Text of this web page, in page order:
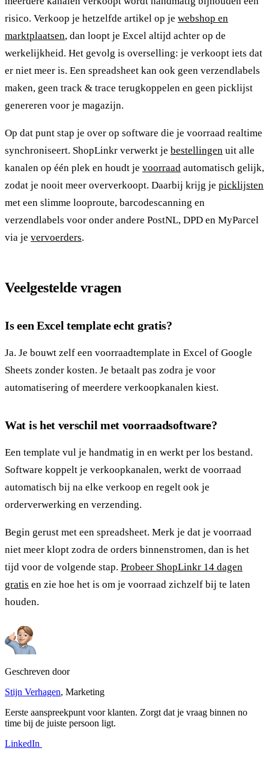
risico. Verkoop je hetzelfde artikel op je webshop en
marktplaatsen, dan loopt je Excel altijd achter op de
werkelijkheid. Het gevolg is overselling: je verkoopt iets dat
er niet meer is. Een spreadsheet kan ook geen verzendlabels
maken, geen track & trace terugkoppelen en geen picklijst
genereren voor je magazijn.
Op dat punt stap je over op software die je voorraad realtime
synchroniseert. ShopLinkr verwerkt je bestellingen uit alle
kanalen op één plek en houdt je voorraad automatisch gelijk,
zodat je nooit meer oververkoopt. Daarbij krijg je picklijsten
met een slimme looproute, barcodescanning en
verzendlabels voor onder andere PostNL, DPD en MyParcel
via je vervoerders.
Veelgestelde vragen
Is een Excel template echt gratis?
Ja. Je bouwt zelf een voorraadtemplate in Excel of Google
Sheets zonder kosten. Je betaalt pas zodra je voor
automatisering of meerdere verkoopkanalen kiest.
Wat is het verschil met voorraadsoftware?
Een template vul je handmatig in en werkt per los bestand.
Software koppelt je verkoopkanalen, werkt de voorraad
automatisch bij na elke verkoop en regelt ook je
orderverwerking en verzending.
Begin gerust met een spreadsheet. Merk je dat je voorraad
niet meer klopt zodra de orders binnenstromen, dan is het
tijd voor de volgende stap. Probeer ShopLinkr 14 dagen
gratis en zie hoe het is om je voorraad zichzelf bij te laten
houden.
Geschreven door
Stijn Verhagen, Marketing
Eerste aanspreekpunt voor klanten. Zorgt dat je vraag binnen no
time bij de juiste persoon ligt.
LinkedIn